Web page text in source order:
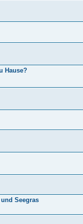
Hause?
Seegras